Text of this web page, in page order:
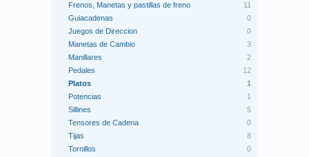
Frenos, Manetas y pastillas de freno
11
Guiacadenas
0
Juegos de Direccion
0
Manetas de Cambio
3
Manillares
2
Pedales
12
Platos
1
Potencias
1
Sillines
5
Tensores de Cadena
0
Tijas
8
Tornillos
0